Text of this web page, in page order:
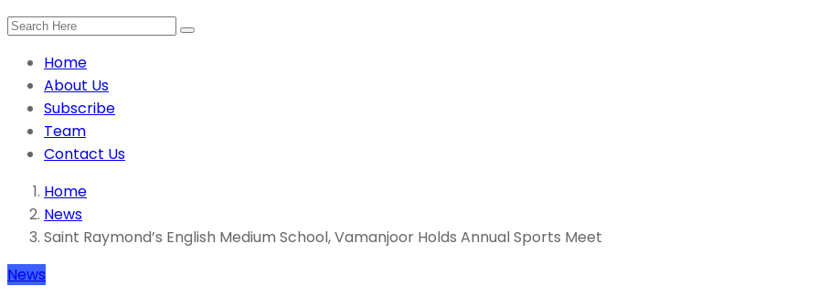
Home
About Us
Subscribe
Team
Contact Us
Home
News
Saint Raymond’s English Medium School, Vamanjoor Holds Annual Sports Meet
News